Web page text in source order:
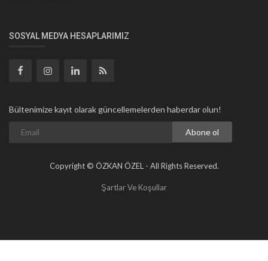
SOSYAL MEDYA HESAPLARIMIZ
Bültenimize kayıt olarak güncellemelerden haberdar olun!
Abone ol
Copyright © ÖZKAN ÖZEL - All Rights Reserved.
Şartlar Ve Koşullar